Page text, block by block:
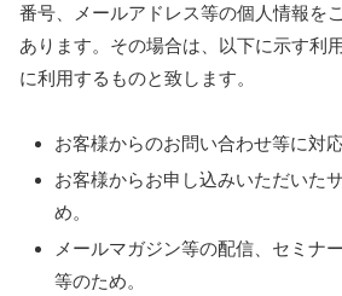
番号、メールアドレス等の個人情報を
あります。その場合は、以下に示す利
に利用するものと致します。
お客様からのお問い合わせ等に対応
お客様からお申し込みいただいた
め。
メールマガジン等の配信、セミナ
等のため。